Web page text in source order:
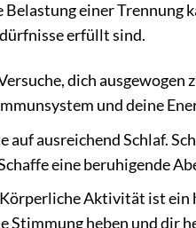
einer Trennung
erfüllt sind.
dich ausgewogen
und deine
auf ausreichend Schlaf.
eine beruhigende
Körperliche Aktivität ist ein
Stimmung heben und dir